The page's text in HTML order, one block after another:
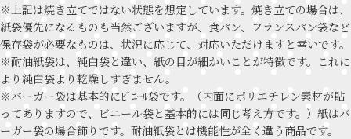
※上記は焼き立てではない状態を想定しています。焼き立ての場合は、
紙袋優先になるものも当然ございますが、食パン、フランスパン袋など
保存袋が必要なものは、状況に応じて、対応いただけますと幸いです。
※耐油紙袋は、純白袋と違い、紙の目が細かいことが特徴です。これに
より純白袋より乾燥しすぎません。
※バーガー袋は基本的にﾋﾞﾆｰﾙ袋です。（内面にポリエチレン素材が貼
ってありますので、ビニール袋と基本的には同じ考え方です。）紙はバ
ーガー袋の場合飾りです。耐油紙袋とは機能性が全く違う商品です。